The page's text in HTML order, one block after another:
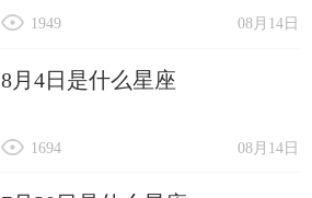
08月14日
1949
8月4日是什么星座
08月14日
1694